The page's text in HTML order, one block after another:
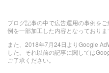
ブログ記事の中で広告運用の事例を
例を一部加工した内容となっておりま
また、2018年7月24日よりGoogle
した。それ以前の記事に関しては
ご了承ください。